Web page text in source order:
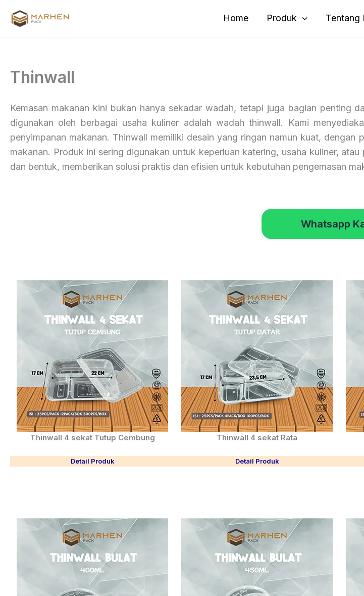
Home Produk Tentang
Thinwall
Kemasan makanan kini bukan hanya sekadar wadah, tetapi juga bagian penting
digunakan oleh berbagai usaha kuliner adalah wadah thinwall. Kami
penyimpanan makanan. Thinwall memiliki desain yang ringan namun kuat,
makanan. Produk ini sering digunakan untuk keperluan katering, usaha kuliner,
dan bentuk, memberikan solusi praktis dan efisien untuk kebutuhan pengemasan
Whatsapp
Thinwall 4 sekat Tutup Cembung
Detail Produk
Thinwall 4 sekat Rata
Detail Produk